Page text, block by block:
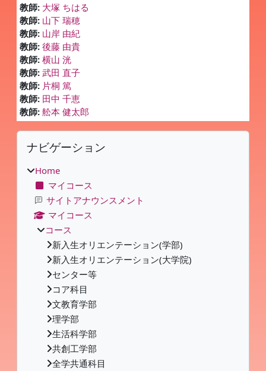
教師: 大塚 ちはる
教師: 山下 瑞穂
教師: 山岸 由紀
教師: 後藤 由貴
教師: 横山 洸
教師: 武田 直子
教師: 片桐 篤
教師: 田中 千恵
教師: 舩本 健太郎
ブロック
ナビゲーション をスキップする
ナビゲーション
Home
マイコース
サイトアナウンスメント
マイコース
コース
新入生オリエンテーション(学部)
新入生オリエンテーション(大学院)
センター等
コア科目
文教育学部
理学部
生活科学部
共創工学部
全学共通科目